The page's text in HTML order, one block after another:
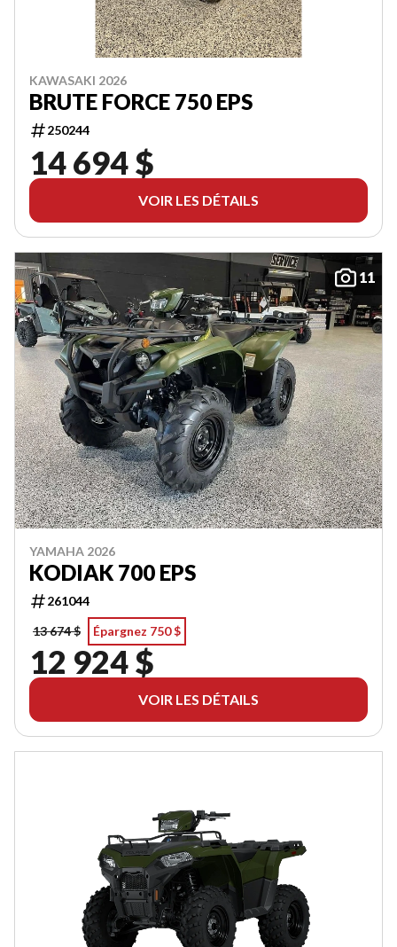
KAWASAKI 2026
BRUTE FORCE 750 EPS
250244
14 694 $
VOIR LES DÉTAILS
11
YAMAHA 2026
KODIAK 700 EPS
261044
13 674 $
Épargnez 750 $
12 924 $
VOIR LES DÉTAILS